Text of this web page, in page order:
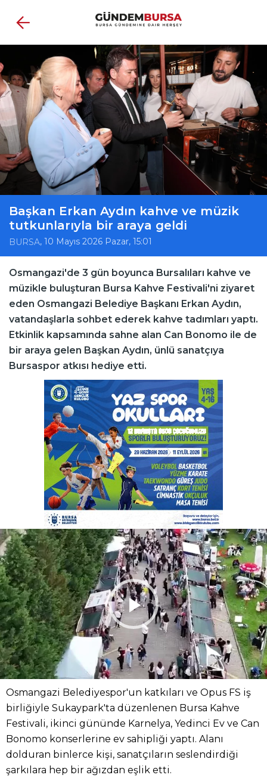
Başkan Erkan Aydın kahve ve müzik
tutkunlarıyla bir araya geldi
BURSA, 10 Mayıs 2026 Pazar, 15:01
Osmangazi'de 3 gün boyunca Bursalıları kahve ve
müzikle buluşturan Bursa Kahve Festivali'ni ziyaret
eden Osmangazi Belediye Başkanı Erkan Aydın,
vatandaşlarla sohbet ederek kahve tadımları yaptı.
Etkinlik kapsamında sahne alan Can Bonomo ile de
bir araya gelen Başkan Aydın, ünlü sanatçıya
Bursaspor atkısı hediye etti.
Osmangazi Belediyespor'un katkıları ve Opus FS iş
birliğiyle Sukaypark'ta düzenlenen Bursa Kahve
Festivali, ikinci gününde Karnelya, Yedinci Ev ve Can
Bonomo konserlerine ev sahipliği yaptı. Alanı
dolduran binlerce kişi, sanatçıların seslendirdiği
şarkılara hep bir ağızdan eşlik etti.